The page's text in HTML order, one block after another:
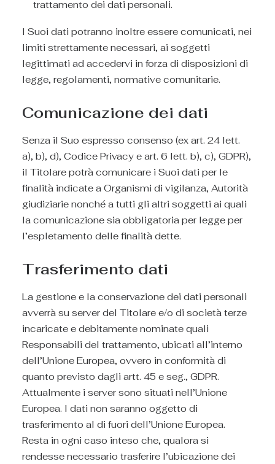
trattamento dei dati personali.
I Suoi dati potranno inoltre essere comunicati, nei
limiti strettamente necessari, ai soggetti
legittimati ad accedervi in forza di disposizioni di
legge, regolamenti, normative comunitarie.
Comunicazione dei dati
Senza il Suo espresso consenso (ex art. 24 lett.
a), b), d), Codice Privacy e art. 6 lett. b), c), GDPR),
il Titolare potrà comunicare i Suoi dati per le
finalità indicate a Organismi di vigilanza, Autorità
giudiziarie nonché a tutti gli altri soggetti ai quali
la comunicazione sia obbligatoria per legge per
l’espletamento delle finalità dette.
Trasferimento dati
La gestione e la conservazione dei dati personali
avverrà su server del Titolare e/o di società terze
incaricate e debitamente nominate quali
Responsabili del trattamento, ubicati all’interno
dell’Unione Europea, ovvero in conformità di
quanto previsto dagli artt. 45 e seg., GDPR.
Attualmente i server sono situati nell’Unione
Europea. I dati non saranno oggetto di
trasferimento al di fuori dell’Unione Europea.
Resta in ogni caso inteso che, qualora si
rendesse necessario trasferire l’ubicazione dei